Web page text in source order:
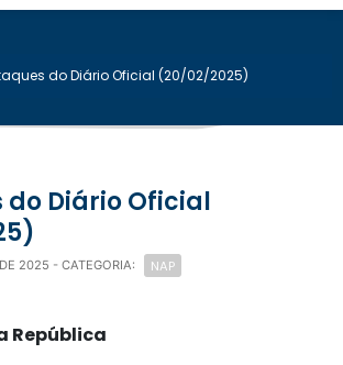
do Diário Oficial (20/02/2025)
2025 - CATEGORIA: NAP
República